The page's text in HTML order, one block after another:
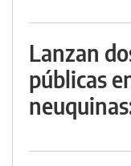
Lanzan
públicas